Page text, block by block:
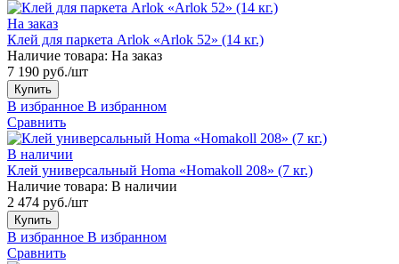
На заказ
Клей для паркета Arlok «Arlok 52» (14 кг.)
Наличие товара: На заказ
7 190 руб./шт
Купить
В избранное В избранном
Сравнить
В наличии
Клей универсальный Homa «Homakoll 208» (7 кг.)
Наличие товара: В наличии
2 474 руб./шт
Купить
В избранное В избранном
Сравнить